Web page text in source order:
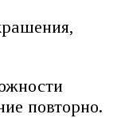
повторно.